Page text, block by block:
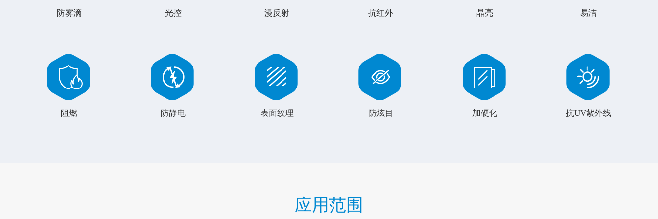
防雾滴 光控 漫反射 抗红外 晶亮 易洁
阻燃 防静电 表面纹理 防炫目 加硬化 抗UV紫外线
应用范围